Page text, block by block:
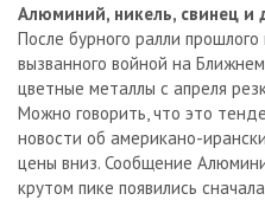
Алюминий, никель, свинец и
После бурного ралли
вызванного войной на
цветные металлы с апреля
Можно говорить, что это
новости об американо-
цены вниз. Сообщение
крутом пике появились